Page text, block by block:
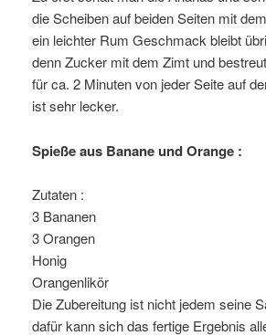
die Scheiben auf beiden Seiten mit
ein leichter Rum Geschmack bleibt
denn Zucker mit dem Zimt und
für ca. 2 Minuten von jeder Seite auf
ist sehr lecker.
Spieße aus Banane und Orange :
Zutaten :
3 Bananen
3 Orangen
Honig
Orangenlikör
Die Zubereitung ist nicht jedem seine
dafür kann sich das fertige Ergebnis